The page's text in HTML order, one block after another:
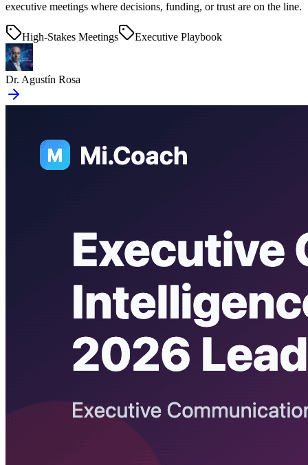
executive meetings where decisions, funding, or trust are on the line.
High-Stakes Meetings Executive Playbook
Dr. Agustín Rosa